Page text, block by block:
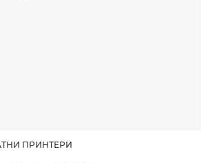
ПРИНТЕРИ